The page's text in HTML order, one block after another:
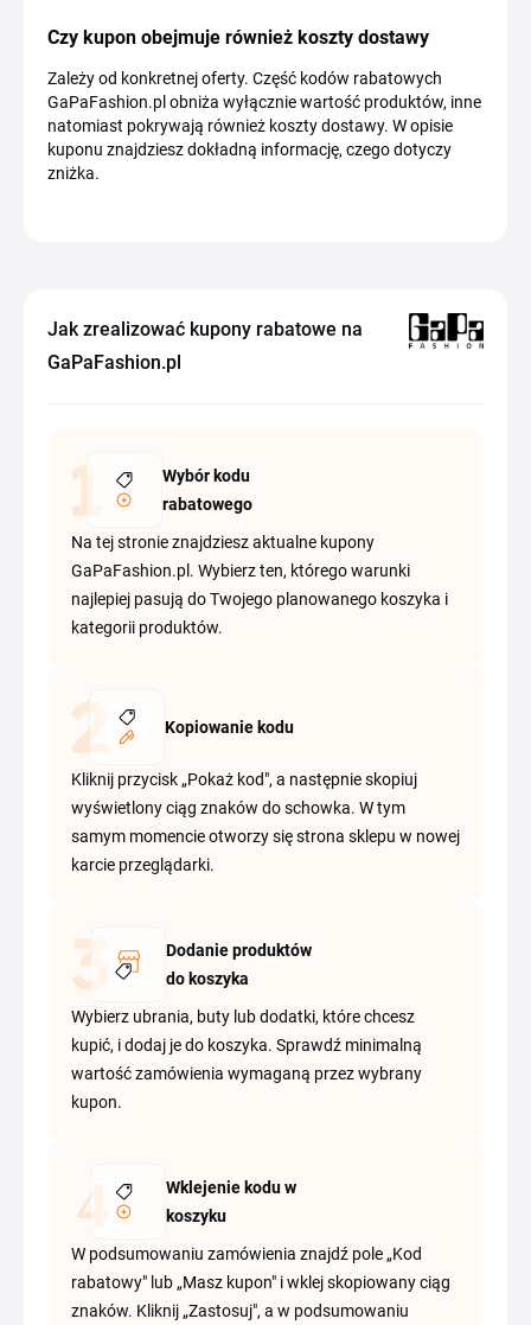
Czy kupon obejmuje również koszty dostawy
Zależy od konkretnej oferty. Część kodów rabatowych
GaPaFashion.pl obniża wyłącznie wartość produktów, inne
natomiast pokrywają również koszty dostawy. W opisie
kuponu znajdziesz dokładną informację, czego dotyczy
zniżka.
Jak zrealizować kupony rabatowe na
GaPaFashion.pl
Wybór kodu
rabatowego
Na tej stronie znajdziesz aktualne kupony
GaPaFashion.pl. Wybierz ten, którego warunki
najlepiej pasują do Twojego planowanego koszyka i
kategorii produktów.
Kopiowanie kodu
Kliknij przycisk „Pokaż kod", a następnie skopiuj
wyświetlony ciąg znaków do schowka. W tym
samym momencie otworzy się strona sklepu w nowej
karcie przeglądarki.
Dodanie produktów
do koszyka
Wybierz ubrania, buty lub dodatki, które chcesz
kupić, i dodaj je do koszyka. Sprawdź minimalną
wartość zamówienia wymaganą przez wybrany
kupon.
Wklejenie kodu w
koszyku
W podsumowaniu zamówienia znajdź pole „Kod
rabatowy" lub „Masz kupon" i wklej skopiowany ciąg
znaków. Kliknij „Zastosuj", a w podsumowaniu